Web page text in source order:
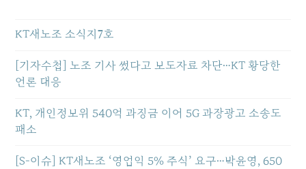
KT새노조 소식지7호
[기자수첩] 노조 기사 썼다고 보도자료 차단…KT 황당한
언론 대응
KT, 개인정보위 540억 과징금 이어 5G 과장광고 소송도
패소
[S-이슈] KT새노조 ‘영업익 5% 주식’ 요구…박윤영, 650